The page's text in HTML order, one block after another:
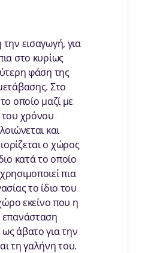
εισαγωγή, για
στο κυρίως
φάση της
Στο
οποίο μαζί με
χρόνου
και
ο χώρος
κατά το οποίο
πια
το ίδιο του
εκείνο που η
επανάσταση
άβατο για την
τη γαλήνη του.